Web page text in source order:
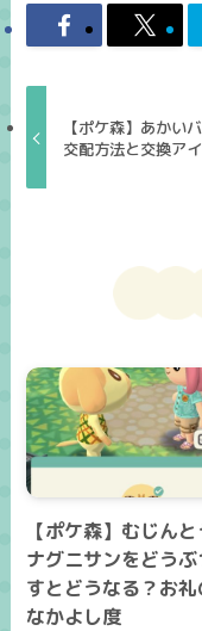
【ポケ森】あかい
交配方法と交換ア
【ポケ森】むじん
ナグニサンをどう
すとどうなる？お
なかよし度